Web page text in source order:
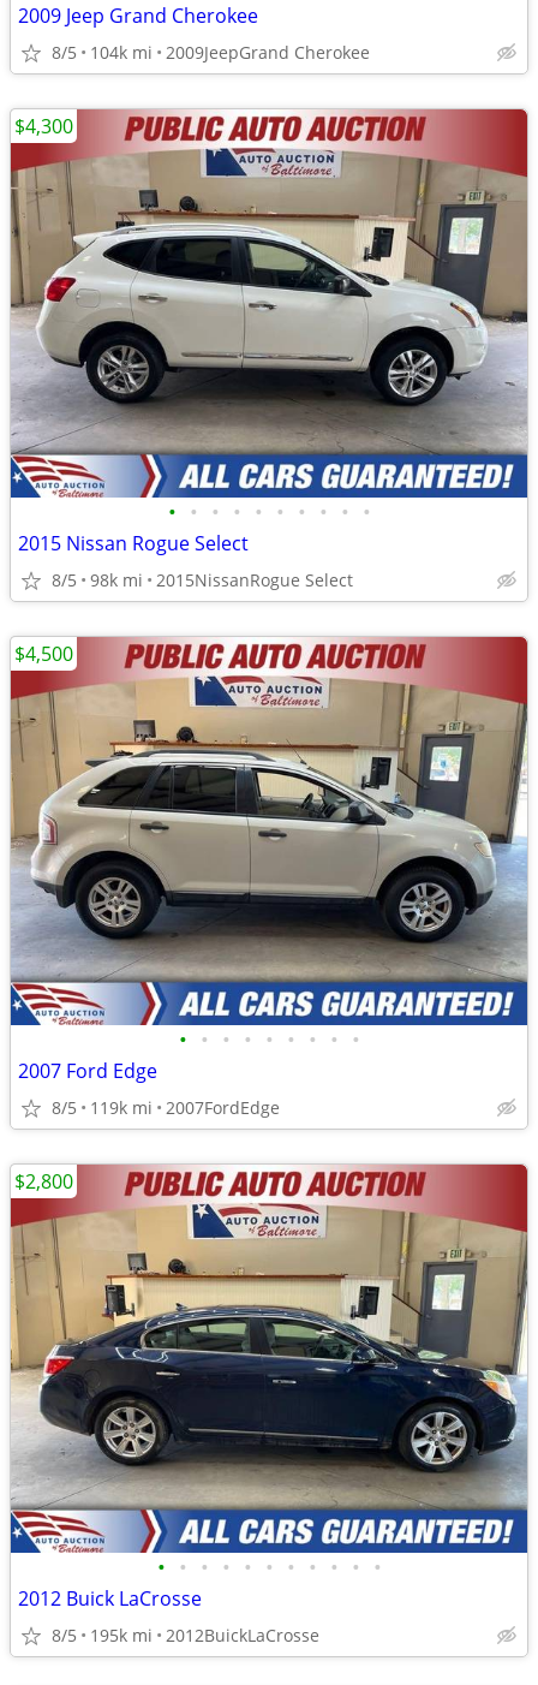
2009 Jeep Grand Cherokee
8/5 104k mi 2009JeepGrand Cherokee
• • • • • • • • • •
2015 Nissan Rogue Select
8/5 98k mi 2015NissanRogue Select
$4,300
• • • • • • • • •
2007 Ford Edge
8/5 119k mi 2007FordEdge
$4,500
• • • • • • • • • • •
2012 Buick LaCrosse
8/5 195k mi 2012BuickLaCrosse
$2,800